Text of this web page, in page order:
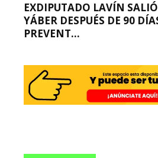
EXDIPUTADO LAVÍN
YÁBER DESPUÉS DE 90
PREVENT...